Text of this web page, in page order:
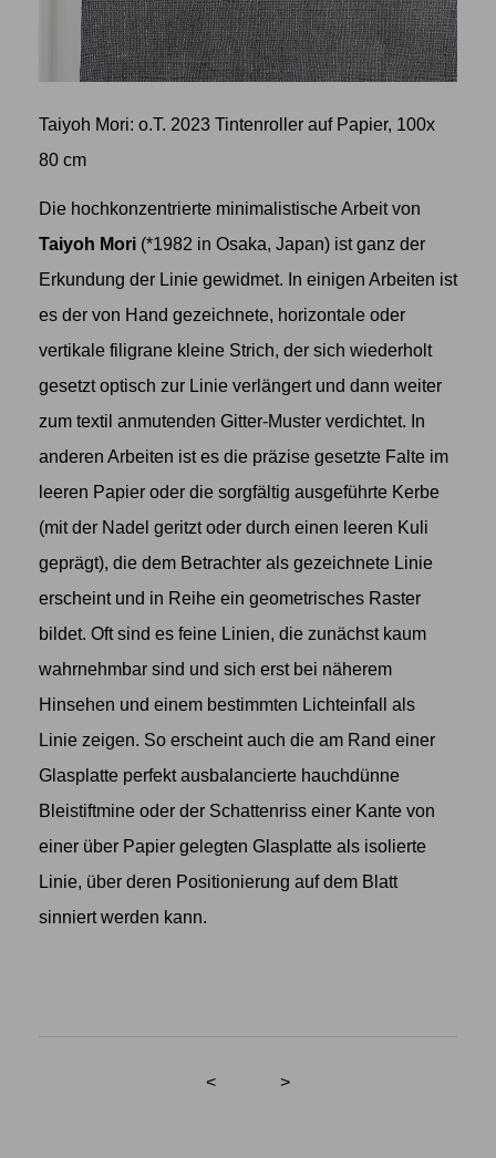
Taiyoh Mori: o.T. 2023 Tintenroller auf Papier, 100x
80 cm
Die hochkonzentrierte minimalistische Arbeit von
Taiyoh Mori (*1982 in Osaka, Japan) ist ganz der
Erkundung der Linie gewidmet. In einigen Arbeiten ist
es der von Hand gezeichnete, horizontale oder
vertikale filigrane kleine Strich, der sich wiederholt
gesetzt optisch zur Linie verlängert und dann weiter
zum textil anmutenden Gitter-Muster verdichtet. In
anderen Arbeiten ist es die präzise gesetzte Falte im
leeren Papier oder die sorgfältig ausgeführte Kerbe
(mit der Nadel geritzt oder durch einen leeren Kuli
geprägt), die dem Betrachter als gezeichnete Linie
erscheint und in Reihe ein geometrisches Raster
bildet. Oft sind es feine Linien, die zunächst kaum
wahrnehmbar sind und sich erst bei näherem
Hinsehen und einem bestimmten Lichteinfall als
Linie zeigen. So erscheint auch die am Rand einer
Glasplatte perfekt ausbalancierte hauchdünne
Bleistiftmine oder der Schattenriss einer Kante von
einer über Papier gelegten Glasplatte als isolierte
Linie, über deren Positionierung auf dem Blatt
sinniert werden kann.
< >